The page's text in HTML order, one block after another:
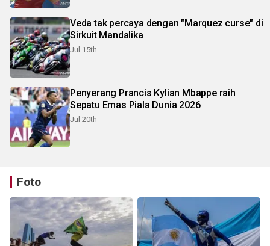
Veda tak percaya dengan "Marquez curse" di
Sirkuit Mandalika
Jul 15th
Penyerang Prancis Kylian Mbappe raih
Sepatu Emas Piala Dunia 2026
Jul 20th
Foto